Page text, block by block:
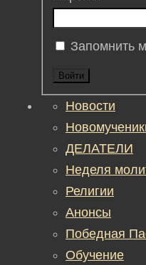
Запомнить
Войти
Новости
ДЕЛАТЕЛИ
Неделя
Религии
Анонсы
Победная
Обучение